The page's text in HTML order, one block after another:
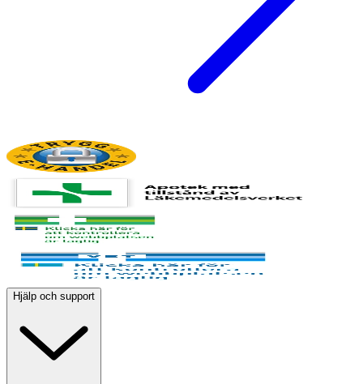
Hjälp och support